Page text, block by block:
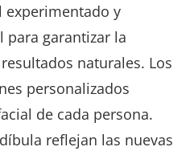
experimentado y
para garantizar la
naturales. Los
personalizados
de cada persona.
reflejan las nuevas